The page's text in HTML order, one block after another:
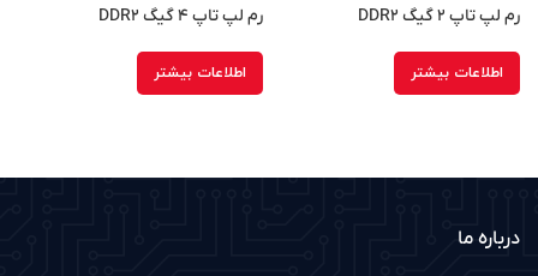
رم لپ تاپ ۲ گیگ DDR۲
اطلاعات بیشتر
رم لپ تاپ ۴ گیگ DDR۲
اطلاعات بیشتر
درباره ما